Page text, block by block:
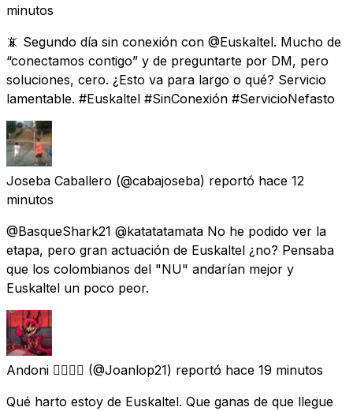
minutos
📵 Segundo día sin conexión con @Euskaltel. Mucho de
“conectamos contigo” y de preguntarte por DM, pero
soluciones, cero. ¿Esto va para largo o qué? Servicio
lamentable. #Euskaltel #SinConexión #ServicioNefasto
Joseba Caballero (@cabajoseba) reportó hace 12
minutos
@BasqueShark21 @katatatamata No he podido ver la
etapa, pero gran actuación de Euskaltel ¿no? Pensaba
que los colombianos del "NU" andarían mejor y
Euskaltel un poco peor.
Andoni 🏳️‍🌈🇪🇸 (@Joanlop21) reportó hace 19 minutos
Qué harto estoy de Euskaltel. Que ganas de que llegue